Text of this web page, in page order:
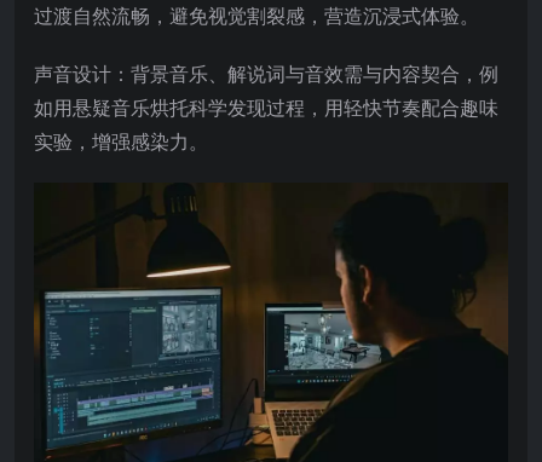
过渡自然流畅，避免视觉割裂感，营造沉浸式体验。
声音设计：背景音乐、解说词与音效需与内容契合，例
如用悬疑音乐烘托科学发现过程，用轻快节奏配合趣味
实验，增强感染力。